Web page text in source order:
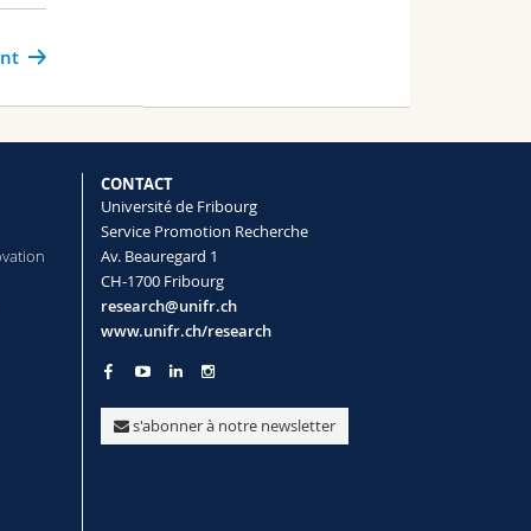
CONTACT
Université de Fribourg
Service Promotion Recherche
Av. Beauregard 1
CH-1700 Fribourg
research@unifr.ch
www.unifr.ch/research
s'abonner à notre newsletter